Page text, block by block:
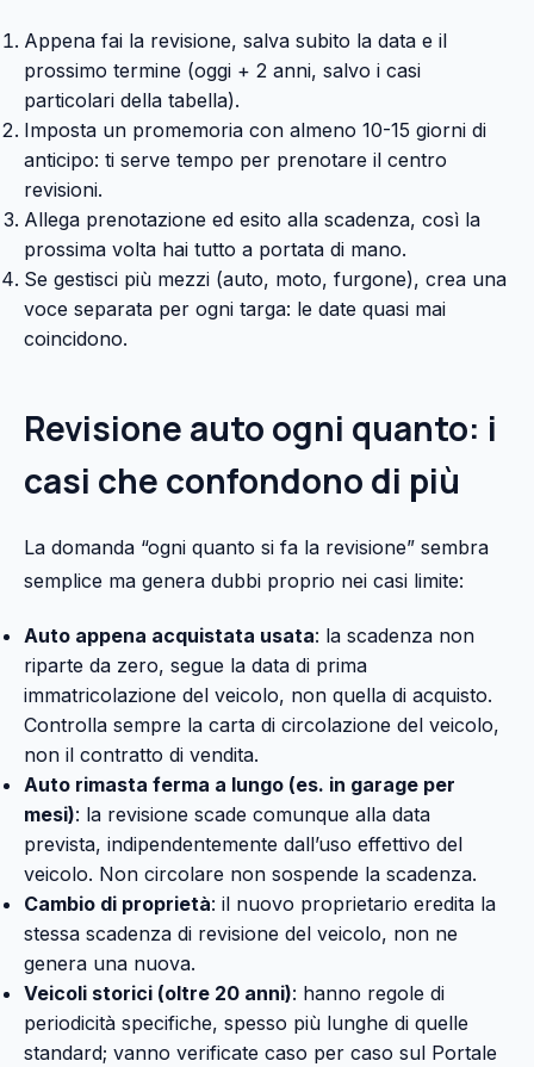
Appena fai la revisione, salva subito la data e il
prossimo termine (oggi + 2 anni, salvo i casi
particolari della tabella).
Imposta un promemoria con almeno 10-15 giorni di
anticipo: ti serve tempo per prenotare il centro
revisioni.
Allega prenotazione ed esito alla scadenza, così la
prossima volta hai tutto a portata di mano.
Se gestisci più mezzi (auto, moto, furgone), crea una
voce separata per ogni targa: le date quasi mai
coincidono.
Revisione auto ogni quanto: i
casi che confondono di più
La domanda “ogni quanto si fa la revisione” sembra
semplice ma genera dubbi proprio nei casi limite:
Auto appena acquistata usata: la scadenza non
riparte da zero, segue la data di prima
immatricolazione del veicolo, non quella di acquisto.
Controlla sempre la carta di circolazione del veicolo,
non il contratto di vendita.
Auto rimasta ferma a lungo (es. in garage per
mesi): la revisione scade comunque alla data
prevista, indipendentemente dall’uso effettivo del
veicolo. Non circolare non sospende la scadenza.
Cambio di proprietà: il nuovo proprietario eredita la
stessa scadenza di revisione del veicolo, non ne
genera una nuova.
Veicoli storici (oltre 20 anni): hanno regole di
periodicità specifiche, spesso più lunghe di quelle
standard; vanno verificate caso per caso sul Portale